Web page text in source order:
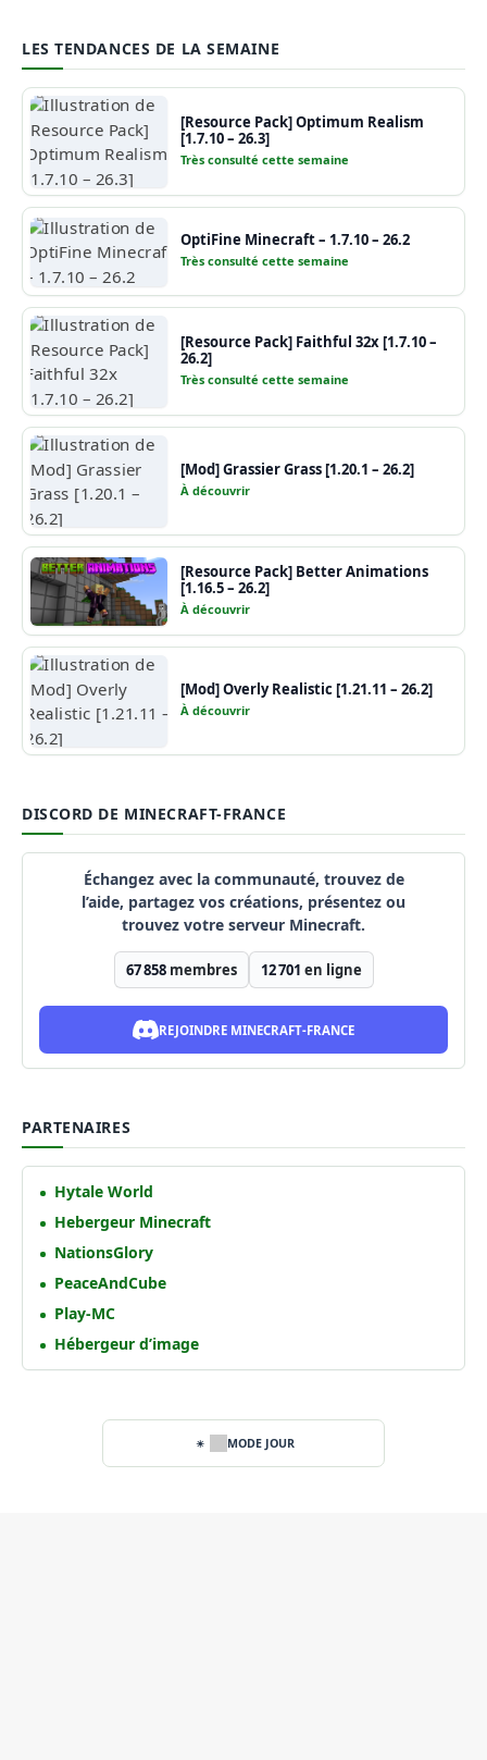
LES TENDANCES DE LA SEMAINE
[Resource Pack] Optimum Realism
[1.7.10 – 26.3]
Très consulté cette semaine
OptiFine Minecraft – 1.7.10 – 26.2
Très consulté cette semaine
[Resource Pack] Faithful 32x [1.7.10 –
26.2]
Très consulté cette semaine
[Mod] Grassier Grass [1.20.1 – 26.2]
À découvrir
[Resource Pack] Better Animations
[1.16.5 – 26.2]
À découvrir
[Mod] Overly Realistic [1.21.11 – 26.2]
À découvrir
DISCORD DE MINECRAFT-FRANCE
Échangez avec la communauté, trouvez de
l’aide, partagez vos créations, présentez ou
trouvez votre serveur Minecraft.
67 858membres 12 701 en ligne
REJOINDRE MINECRAFT-FRANCE
PARTENAIRES
Hytale World
Hebergeur Minecraft
NationsGlory
PeaceAndCube
Play-MC
Hébergeur d’image
MODE JOUR